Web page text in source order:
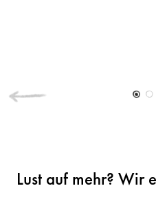
Lust auf mehr? Wir